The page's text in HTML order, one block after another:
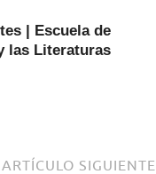
| Escuela de
las Literaturas
ARTÍCULO SIGUIENTE